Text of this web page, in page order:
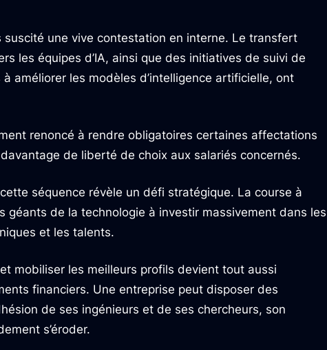
une vive contestation en interne. Le transfert
les équipes d’IA, ainsi que des initiatives de suivi de
améliorer les modèles d’intelligence artificielle, ont
renoncé à rendre obligatoires certaines affectations
de liberté de choix aux salariés concernés.
séquence révèle un défi stratégique. La course à
géants de la technologie à investir massivement dans les
et les talents.
mobiliser les meilleurs profils devient tout aussi
financiers. Une entreprise peut disposer des
de ses ingénieurs et de ses chercheurs, son
s’éroder.